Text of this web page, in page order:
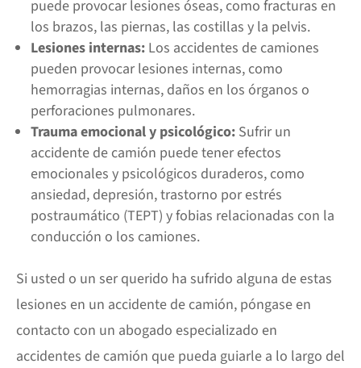
puede provocar lesiones óseas, como fracturas en
los brazos, las piernas, las costillas y la pelvis.
Lesiones internas: Los accidentes de camiones
pueden provocar lesiones internas, como
hemorragias internas, daños en los órganos o
perforaciones pulmonares.
Trauma emocional y psicológico: Sufrir un
accidente de camión puede tener efectos
emocionales y psicológicos duraderos, como
ansiedad, depresión, trastorno por estrés
postraumático (TEPT) y fobias relacionadas con la
conducción o los camiones.
Si usted o un ser querido ha sufrido alguna de estas
lesiones en un accidente de camión, póngase en
contacto con un abogado especializado en
accidentes de camión que pueda guiarle a lo largo del